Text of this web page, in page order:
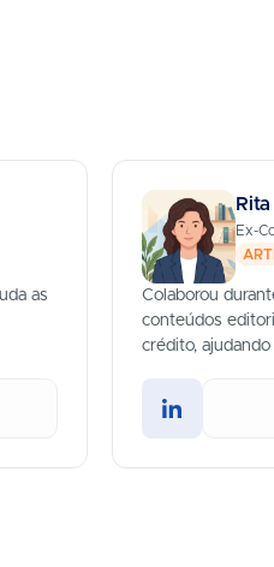
as
Rita
Ex-
Colaborou
conteúdos
crédito,